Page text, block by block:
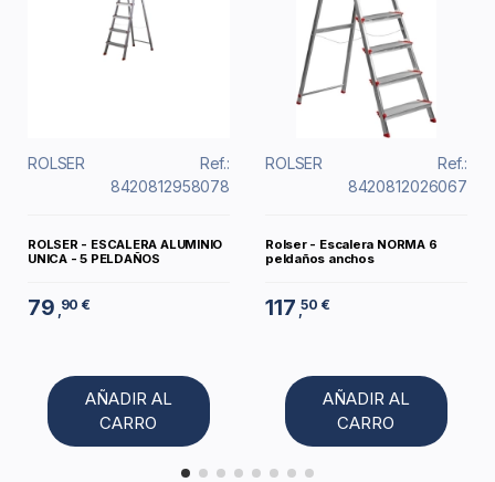
ROLSER
Ref.:
8420812958078
ROLSER - ESCALERA ALUMINIO
UNICA - 5 PELDAÑOS
79 ,90 €
AÑADIR AL
CARRO
ROLSER
Ref.:
8420812026067
Rolser - Escalera NORMA 6
peldaños anchos
117 ,50 €
AÑADIR AL
CARRO